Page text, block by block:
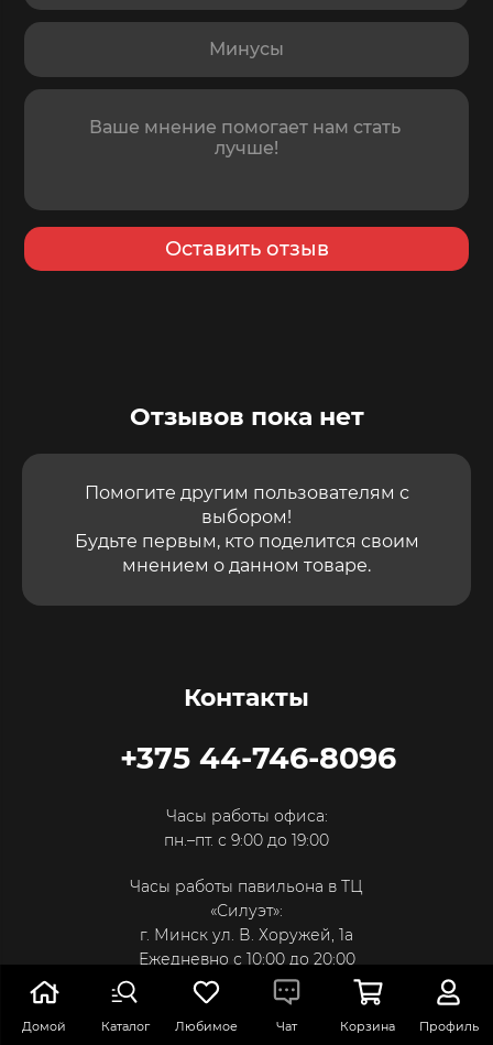
Домой Каталог Любимое Чат Корзина Профиль
Минусы
Отзыв
Оставить отзыв
Отзывов пока нет
Помогите другим пользователям с
выбором!
Будьте первым, кто поделится своим
мнением о данном товаре.
Контакты
+375 44-746-8096
Часы работы офиса:
пн.–пт. с 9:00 до 19:00
Часы работы павильона в ТЦ
«Силуэт»:
г. Минск ул. В. Хоружей, 1а
Ежедневно с 10:00 до 20:00